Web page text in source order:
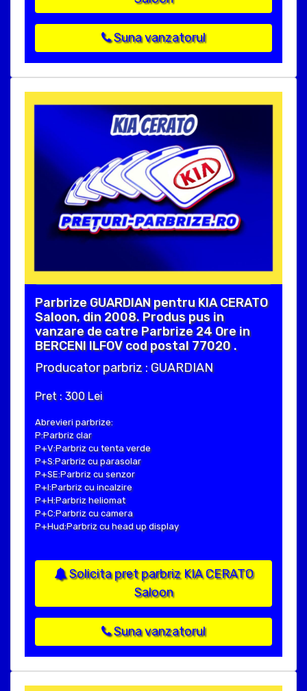
Suna vanzatorul
Parbrize GUARDIAN pentru KIA CERATO
Saloon, din 2008. Produs pus in
vanzare de catre Parbrize 24 Ore in
BERCENI ILFOV cod postal 77020 .
Producator parbriz : GUARDIAN
Pret : 300 Lei
Abrevieri parbrize:
P:Parbriz clar
P+V:Parbriz cu tenta verde
P+S:Parbriz cu parasolar
P+SE:Parbriz cu senzor
P+I:Parbriz cu incalzire
P+H:Parbriz heliomat
P+C:Parbriz cu camera
P+Hud:Parbriz cu head up display
Solicita pret parbriz KIA CERATO
Saloon
Suna vanzatorul